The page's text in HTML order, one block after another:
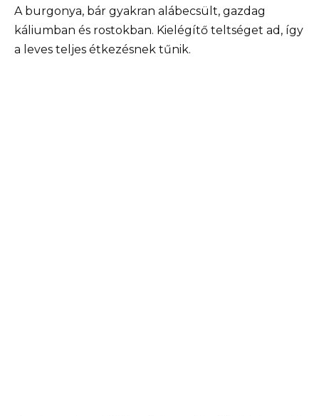
A burgonya, bár gyakran alábecsült, gazdag
káliumban és rostokban. Kielégítő teltséget ad, így
a leves teljes étkezésnek tűnik.